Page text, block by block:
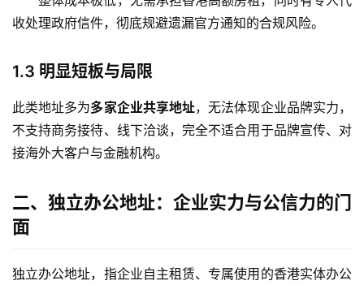
收处理政府信件，彻底规避遗漏官方通知的合规风险。
1.3 明显短板与局限
此类地址多为多家企业共享地址，无法体现企业品牌实力，
不支持商务接待、线下洽谈，完全不适合用于品牌宣传、对
接海外大客户与金融机构。
二、独立办公地址：企业实力与公信力的门
面
独立办公地址，指企业自主租赁、专属使用的香港实体办公